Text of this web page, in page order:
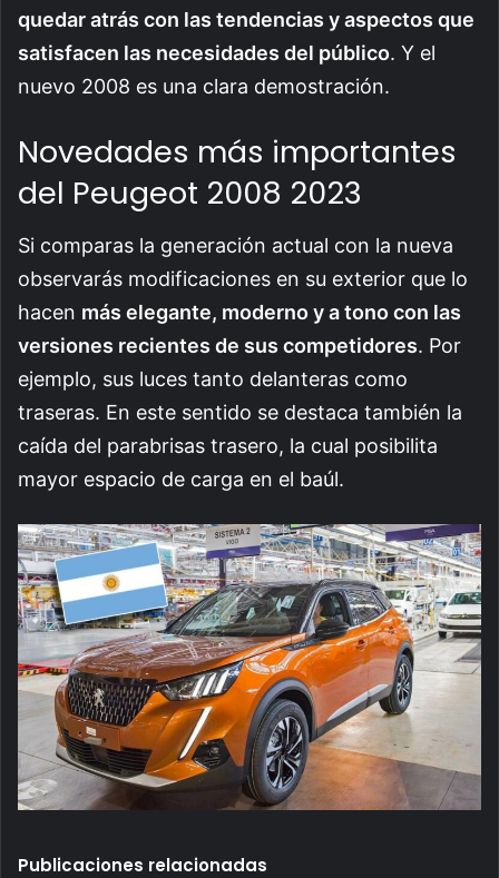
quedar atrás con las tendencias y aspectos que
satisfacen las necesidades del público. Y el
nuevo 2008 es una clara demostración.
Novedades más importantes
del Peugeot 2008 2023
Si comparas la generación actual con la nueva
observarás modificaciones en su exterior que lo
hacen más elegante, moderno y a tono con las
versiones recientes de sus competidores. Por
ejemplo, sus luces tanto delanteras como
traseras. En este sentido se destaca también la
caída del parabrisas trasero, la cual posibilita
mayor espacio de carga en el baúl.
Publicaciones relacionadas